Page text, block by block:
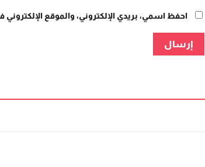
احفظ اسمي، بريدي الإلكتروني، والموقع